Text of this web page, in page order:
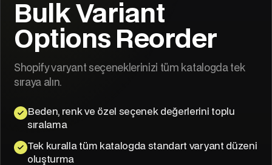
Bulk Variant
Options Reorder
Shopify varyant seçeneklerinizi tüm katalogda tek
sıraya alın.
Beden, renk ve özel seçenek değerlerini toplu
sıralama
Tek kuralla tüm katalogda standart varyant düzeni
oluşturma